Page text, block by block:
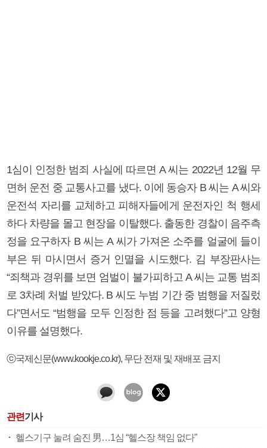
1심이 인정한 범죄 사실에 따르면 A 씨는 2022년 12월 무
면허 운전 중 교통사고를 냈다. 이에 동승자 B 씨는 A 씨와
운전석 자리를 교체하고 피해자들에게 운전자인 척 행세
하다 차량을 몰고 현장을 이탈했다. 출동한 경찰이 음주측
정을 요구하자 B 씨는 A 씨가 가져온 소주를 얼굴에 들이
부은 뒤 마시면서 증거 인멸을 시도했다. 김 부장판사는
“죄책과 경위를 보면 엄벌이 불가피하고 A 씨는 교통 범죄
로 3차례 처벌 받았다. B 씨도 누범 기간 중 범행을 저질렀
다”면서도 “범행을 모두 인정한 점 등을 고려했다”고 양형
이유를 설명했다.
ⓒ국제신문(www.kookje.co.kr), 무단 전재 및 재배포 금지
관련기사
헬스기구 눌려 숨진 男…1심 “헬스장 책임 없다”